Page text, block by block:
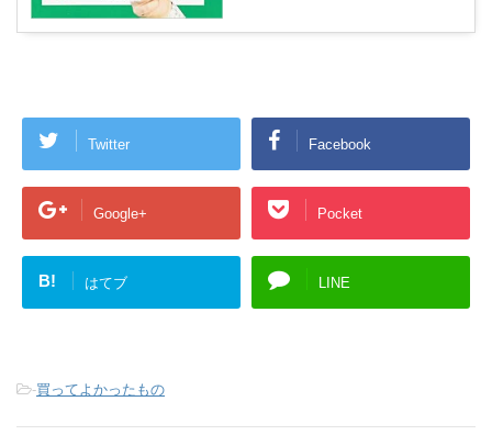
Twitter Facebook
Google+ Pocket
B! はてブ LINE
-買ってよかったもの